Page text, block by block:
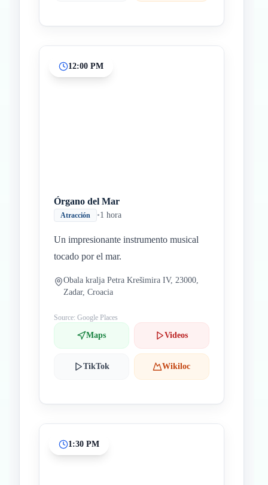
12:00 PM
Órgano del Mar
Atracción •1 hora
Un impresionante instrumento musical
tocado por el mar.
Obala kralja Petra Krešimira IV, 23000,
Zadar, Croacia
Source: Google Places
Maps Videos
TikTok Wikiloc
1:30 PM